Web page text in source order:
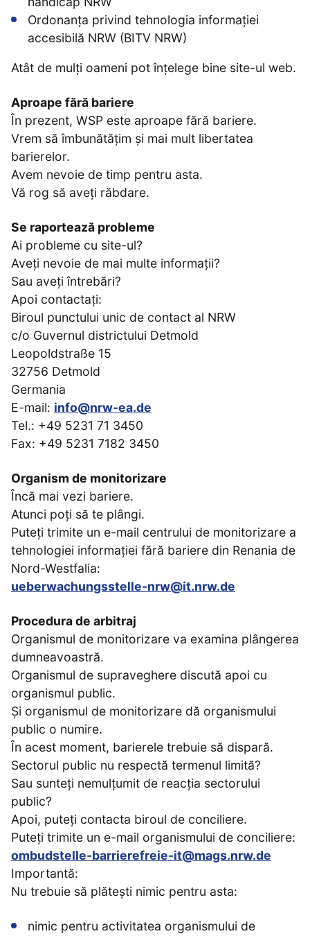
Ordonanța privind tehnologia informației
accesibilă NRW (BITV NRW)
Atât de mulți oameni pot înțelege bine site-ul web.
Aproape fără bariere
În prezent, WSP este aproape fără bariere.
Vrem să îmbunătățim și mai mult libertatea
barierelor.
Avem nevoie de timp pentru asta.
Vă rog să aveți răbdare.
Se raportează probleme
Ai probleme cu site-ul?
Aveți nevoie de mai multe informații?
Sau aveți întrebări?
Apoi contactați:
Biroul punctului unic de contact al NRW
c/o Guvernul districtului Detmold
Leopoldstraße 15
32756 Detmold
Germania
E-mail: info@nrw-ea.de
Tel.: +49 5231 71 3450
Fax: +49 5231 7182 3450
Organism de monitorizare
Încă mai vezi bariere.
Atunci poți să te plângi.
Puteți trimite un e-mail centrului de monitorizare a
tehnologiei informației fără bariere din Renania de
Nord-Westfalia:
ueberwachungsstelle-nrw@it.nrw.de
Procedura de arbitraj
Organismul de monitorizare va examina plângerea
dumneavoastră.
Organismul de supraveghere discută apoi cu
organismul public.
Și organismul de monitorizare dă organismului
public o numire.
În acest moment, barierele trebuie să dispară.
Sectorul public nu respectă termenul limită?
Sau sunteți nemulțumit de reacția sectorului
public?
Apoi, puteți contacta biroul de conciliere.
Puteți trimite un e-mail organismului de conciliere:
ombudstelle-barrierefreie-it@mags.nrw.de
Importantă:
Nu trebuie să plătești nimic pentru asta:
nimic pentru activitatea organismului de